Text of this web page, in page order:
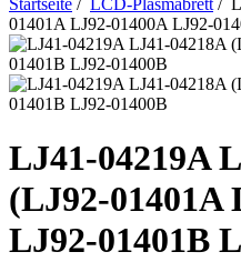
Startseite / LCD-Plasmabrett /
01401A LJ92-01400A LJ92-
LJ41-04219A
(LJ92-01401A
LJ92-01401B